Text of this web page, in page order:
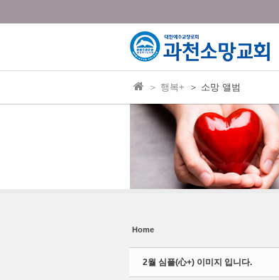
＞ 행복+ ＞ 소망 앨범
Home
2월 심플(心+) 이미지 입니다.
Sketchbook5, 스케치북5
Sketchbook5, 스케치북5